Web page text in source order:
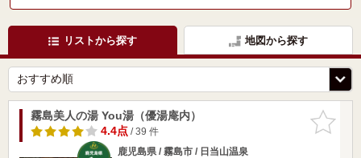
リストから探す 地図から探す
お気に入
りに追加
霧島美人の湯 You湯（優湯庵内）
4.4点/ 39 件
鹿児島県 / 霧島市 / 日当山温泉